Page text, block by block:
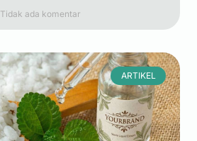
Tidak ada komentar
ARTIKEL